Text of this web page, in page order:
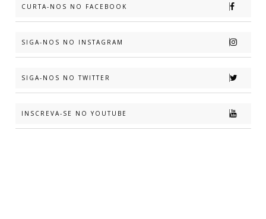
CURTA-NOS NO FACEBOOK
SIGA-NOS NO INSTAGRAM
SIGA-NOS NO TWITTER
INSCREVA-SE NO YOUTUBE